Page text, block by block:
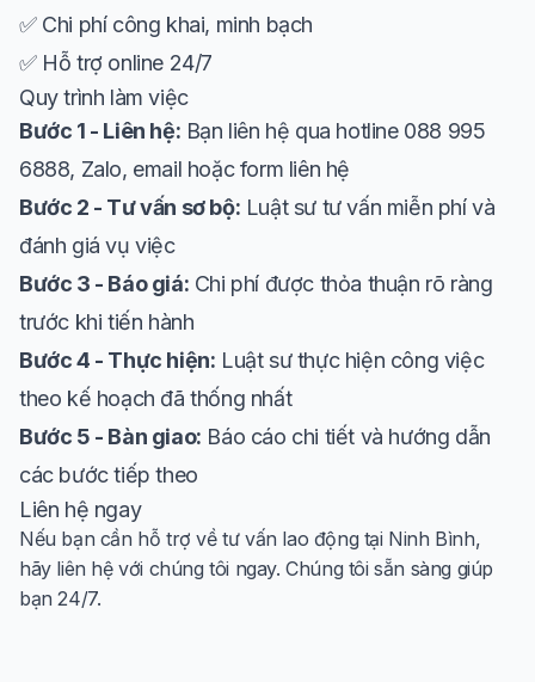
✅ Chi phí công khai, minh bạch
✅ Hỗ trợ online 24/7
Quy trình làm việc
Bước 1 - Liên hệ: Bạn liên hệ qua hotline 088 995
6888, Zalo, email hoặc form liên hệ
Bước 2 - Tư vấn sơ bộ: Luật sư tư vấn miễn phí và
đánh giá vụ việc
Bước 3 - Báo giá: Chi phí được thỏa thuận rõ ràng
trước khi tiến hành
Bước 4 - Thực hiện: Luật sư thực hiện công việc
theo kế hoạch đã thống nhất
Bước 5 - Bàn giao: Báo cáo chi tiết và hướng dẫn
các bước tiếp theo
Liên hệ ngay
Nếu bạn cần hỗ trợ về tư vấn lao động tại Ninh Bình,
hãy liên hệ với chúng tôi ngay. Chúng tôi sẵn sàng giúp
bạn 24/7.